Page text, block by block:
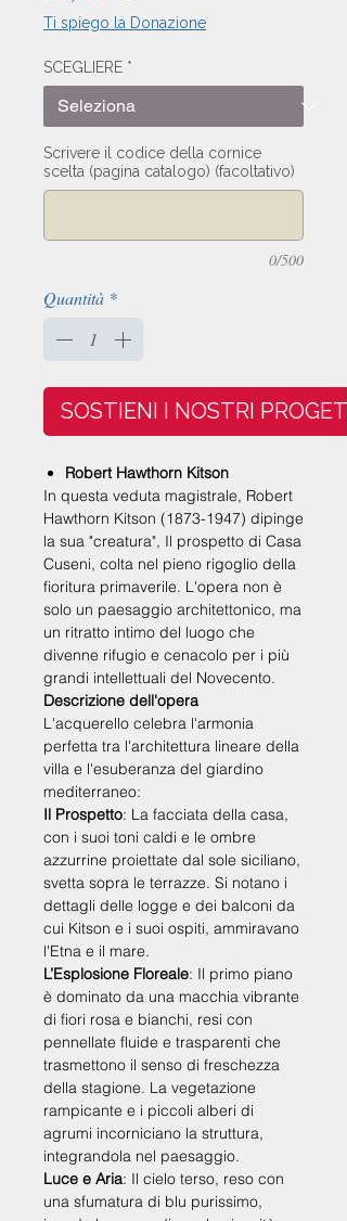
Ti spiego la Donazione
SCEGLIERE *
Scrivere il codice della cornice
scelta (pagina catalogo) (facoltativo)
0/500
Quantità *
SOSTIENI I NOSTRI
Robert Hawthorn Kitson
In questa veduta magistrale, Robert
Hawthorn Kitson (1873-1947) dipinge
la sua "creatura", Il prospetto di Casa
Cuseni, colta nel pieno rigoglio della
fioritura primaverile. L'opera non è
solo un paesaggio architettonico, ma
un ritratto intimo del luogo che
divenne rifugio e cenacolo per i più
grandi intellettuali del Novecento.
Descrizione dell'opera
L'acquerello celebra l'armonia
perfetta tra l'architettura lineare della
villa e l'esuberanza del giardino
mediterraneo:
Il Prospetto: La facciata della casa,
con i suoi toni caldi e le ombre
azzurrine proiettate dal sole siciliano,
svetta sopra le terrazze. Si notano i
dettagli delle logge e dei balconi da
cui Kitson e i suoi ospiti, ammiravano
l'Etna e il mare.
L’Esplosione Floreale: Il primo piano
è dominato da una macchia vibrante
di fiori rosa e bianchi, resi con
pennellate fluide e trasparenti che
trasmettono il senso di freschezza
della stagione. La vegetazione
rampicante e i piccoli alberi di
agrumi incorniciano la struttura,
integrandola nel paesaggio.
Luce e Aria: Il cielo terso, reso con
una sfumatura di blu purissimo,